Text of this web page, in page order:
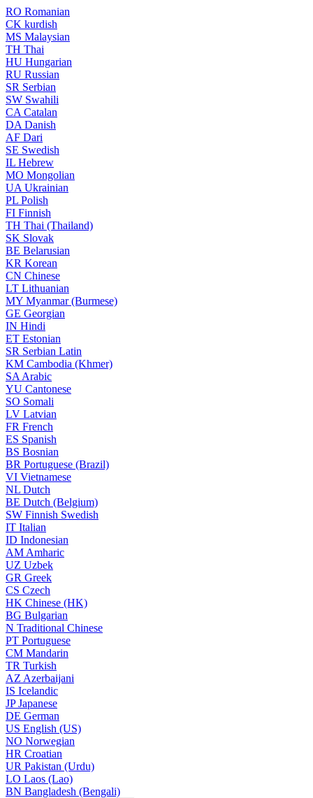
RO Romanian
CK kurdish
MS Malaysian
TH Thai
HU Hungarian
RU Russian
SR Serbian
SW Swahili
CA Catalan
DA Danish
AF Dari
SE Swedish
IL Hebrew
MO Mongolian
UA Ukrainian
PL Polish
FI Finnish
TH Thai (Thailand)
SK Slovak
BE Belarusian
KR Korean
CN Chinese
LT Lithuanian
MY Myanmar (Burmese)
GE Georgian
IN Hindi
ET Estonian
SR Serbian Latin
KM Cambodia (Khmer)
SA Arabic
YU Cantonese
SO Somali
LV Latvian
FR French
ES Spanish
BS Bosnian
BR Portuguese (Brazil)
VI Vietnamese
NL Dutch
BE Dutch (Belgium)
SW Finnish Swedish
IT Italian
ID Indonesian
AM Amharic
UZ Uzbek
GR Greek
CS Czech
HK Chinese (HK)
BG Bulgarian
N Traditional Chinese
PT Portuguese
CM Mandarin
TR Turkish
AZ Azerbaijani
IS Icelandic
JPJapanese
DE German
US English (US)
NO Norwegian
HR Croatian
UR Pakistan (Urdu)
LO Laos (Lao)
BN Bangladesh (Bengali)